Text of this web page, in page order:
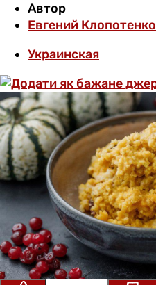
Автор
Евгений Клопотенко
Украинская